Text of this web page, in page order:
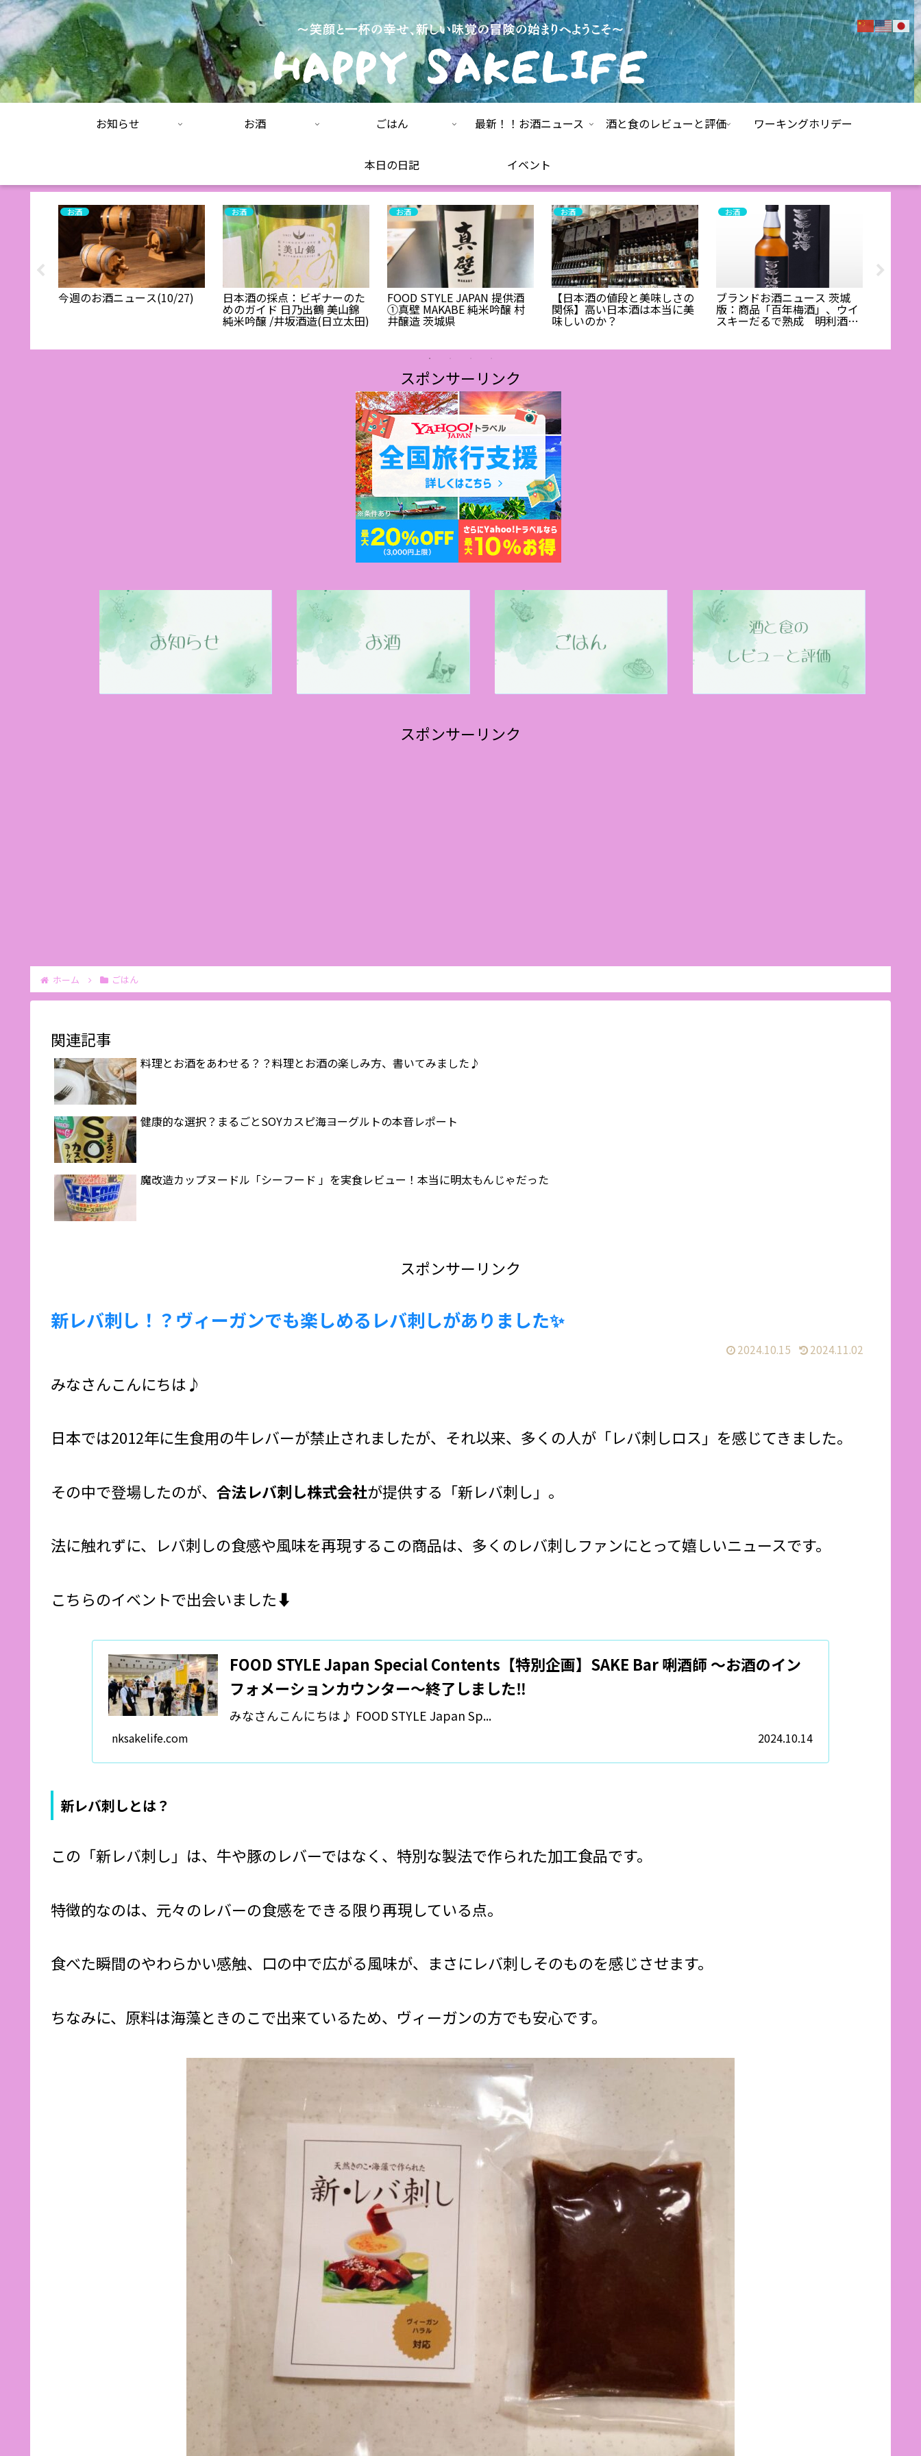
お知らせ お酒 ごはん 最新！！お酒ニュース 酒と食のレビューと評価 ワーキングホリデー
本日の日記 イベント
お酒
今週のお酒ニュース(10/27)
お酒
日本酒の採点：ビギナーのた
めのガイド 日乃出鶴 美山錦
純米吟醸 /井坂酒造(日立太田)
お酒
FOOD STYLE JAPAN 提供酒
①真壁 MAKABE 純米吟醸 村
井醸造 茨城県
お酒
【日本酒の値段と美味しさの
関係】高い日本酒は本当に美
味しいのか？
お酒
ブランドお酒ニュース 茨城
版：商品「百年梅酒」、ウイ
スキーだるで熟成 明利酒類
スポンサーリンク
スポンサーリンク
ホーム ごはん
関連記事
料理とお酒をあわせる？？料理とお酒の楽しみ方、書いてみました♪
健康的な選択？まるごとSOYカスピ海ヨーグルトの本音レポート
魔改造カップヌードル「シーフード 」を実食レビュー！本当に明太もんじゃだった
スポンサーリンク
新レバ刺し！？ヴィーガンでも楽しめるレバ刺しがありました✨
2024.10.15 2024.11.02
みなさんこんにちは♪
日本では2012年に生食用の牛レバーが禁止されましたが、それ以来、多くの人が「レバ刺しロス」を感じてきました。
その中で登場したのが、 合法レバ刺し株式会社が提供する「新レバ刺し」。
法に触れずに、レバ刺しの食感や風味を再現するこの商品は、多くのレバ刺しファンにとって嬉しいニュースです。
こちらのイベントで出会いました⬇️
FOOD STYLE Japan Special Contents【特別企画】SAKE Bar 唎酒師 ～お酒のイン
フォメーションカウンター～終了しました‼️
みなさんこんにちは♪ FOOD STYLE Japan Sp...
nksakelife.com 2024.10.14
新レバ刺しとは？
この「新レバ刺し」は、牛や豚のレバーではなく、特別な製法で作られた加工食品です。
特徴的なのは、元々のレバーの食感をできる限り再現している点。
食べた瞬間のやわらかい感触、口の中で広がる風味が、まさにレバ刺しそのものを感じさせます。
ちなみに、原料は海藻ときのこで出来ているため、ヴィーガンの方でも安心です。